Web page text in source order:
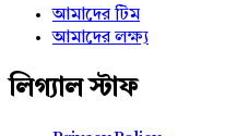
আমাদের টিম
আমাদের লক্ষ্য
লিগ্যাল স্টাফ